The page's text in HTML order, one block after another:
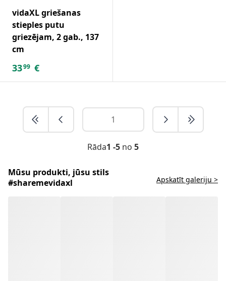
vidaXL griešanas
stieples putu
griezējam, 2 gab., 137
cm
3399 €
Rāda1 -5 no 5
Mūsu produkti, jūsu stils
#sharemevidaxl
Apskatīt galeriju >